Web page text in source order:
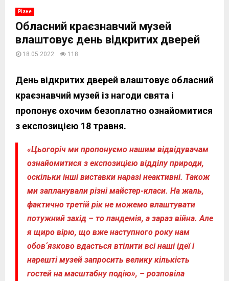
Різне
Обласний краєзнавчий музей
влаштовує день відкритих дверей
18.05.2022 118
День відкритих дверей влаштовує обласний
краєзнавчий музей із нагоди свята і
пропонує охочим безоплатно ознайомитися
з експозицією 18 травня.
«Цьогоріч ми пропонуємо нашим відвідувачам
ознайомитися з експозицією відділу природи,
оскільки інші виставки наразі неактивні. Також
ми запланували різні майстер-класи. На жаль,
фактично третій рік не можемо влаштувати
потужний захід – то пандемія, а зараз війна. Але
я щиро вірю, що вже наступного року нам
обов‘язково вдасться втілити всі наші ідеї і
нарешті музей запросить велику кількість
гостей на масштабну подію», – розповіла